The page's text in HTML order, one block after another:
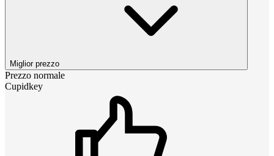
Miglior prezzo
Prezzo normale
Cupidkey